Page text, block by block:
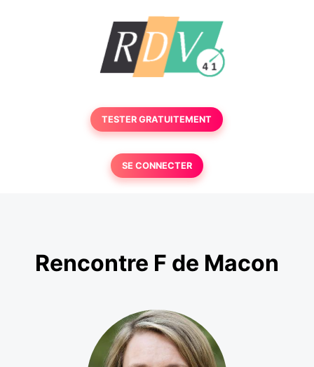
TESTER GRATUITEMENT
SE CONNECTER
Rencontre F de Macon